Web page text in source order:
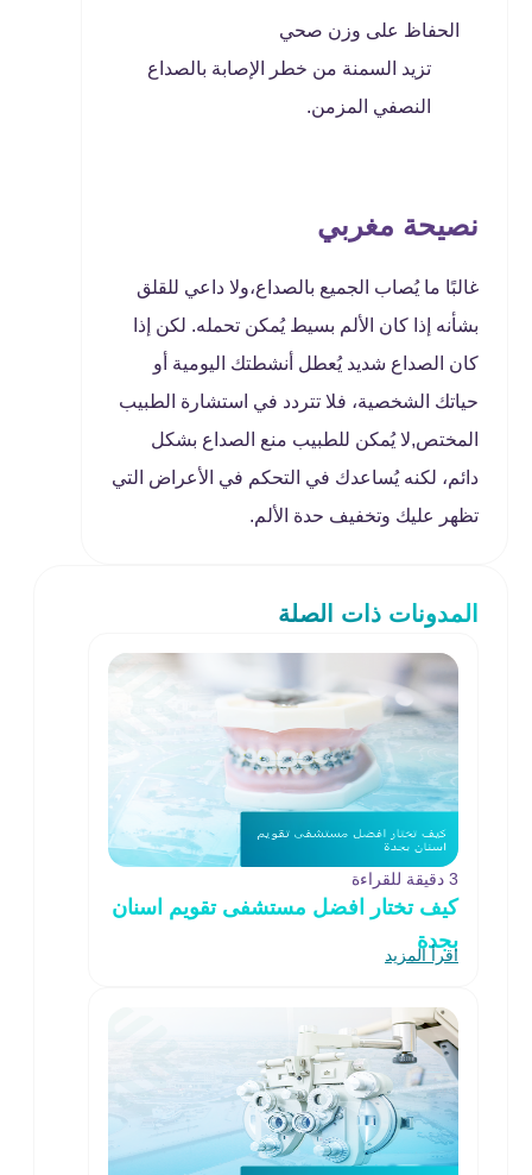
الحفاظ على وزن صحي
تزيد السمنة من خطر الإصابة بالصداع
النصفي المزمن.
نصيحة مغربي
غالبًا ما يُصاب الجميع بالصداع،ولا داعي للقلق
بشأنه إذا كان الألم بسيط يُمكن تحمله. لكن إذا
كان الصداع شديد يُعطل أنشطتك اليومية أو
حياتك الشخصية، فلا تتردد في استشارة الطبيب
المختص,لا يُمكن للطبيب منع الصداع بشكل
دائم، لكنه يُساعدك في التحكم في الأعراض التي
تظهر عليك وتخفيف حدة الألم.
المدونات ذات الصلة
3 دقيقة للقراءة
كيف تختار افضل مستشفى تقويم اسنان
بجدة
اقرأ المزيد